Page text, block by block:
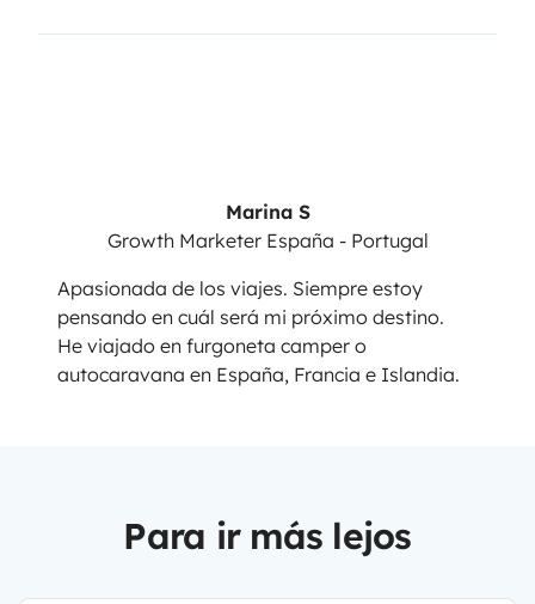
Marina S
Growth Marketer España - Portugal
Apasionada de los viajes. Siempre estoy
pensando en cuál será mi próximo destino.
He viajado en furgoneta camper o
autocaravana en España, Francia e Islandia.
Para ir más lejos